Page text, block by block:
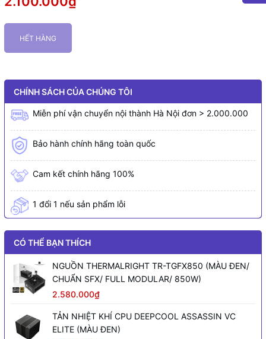
HẾT HÀNG
CHÍNH SÁCH CỦA CHÚNG TÔI
Miễn phí vận chuyển nội thành Hà Nội đơn > 2.000.000
Bảo hành chính hãng toàn quốc
Cam kết chính hãng 100%
1 đổi 1 nếu sản phẩm lỗi
CÓ THỂ BẠN THÍCH
NGUỒN THERMALRIGHT TR-TGFX850 (MÀU ĐEN/
CHUẨN SFX/ FULL MODULAR/ 850W)
2.580.000₫
TẢN NHIỆT KHÍ CPU DEEPCOOL ASSASSIN VC
ELITE (MÀU ĐEN)